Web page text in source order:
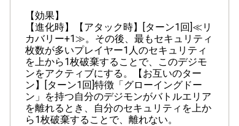
【EX-04】オルタナティブビーイング
【EX-03】ドラゴンズロア
【EX-02】デジタルハザード
【EX-01】クラシックコレクション
【効果】
【進化時】【アタック時】[ターン1回]≪リ
カバリー+1≫。その後、最もセキュリティ
枚数が多いプレイヤー1人のセキュリティ
を上から1枚破棄することで、このデジモ
ンをアクティブにする。【お互いのター
ン】[ターン1回]特徴「グローイングドー
ン」を持つ自分のデジモンがバトルエリア
を離れるとき、自分のセキュリティを上か
ら1枚破棄することで、離れない。